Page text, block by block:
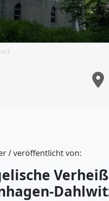
/ veröffentlicht von: